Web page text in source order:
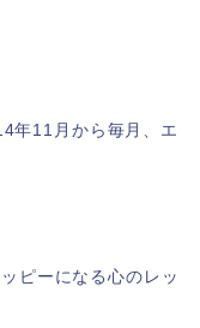
年11月から毎月、エ
ピーになる心のレッ